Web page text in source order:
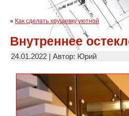
« Как сделать хрущевку уютной
Внутреннее
24.01.2022 | Автор: Юрий